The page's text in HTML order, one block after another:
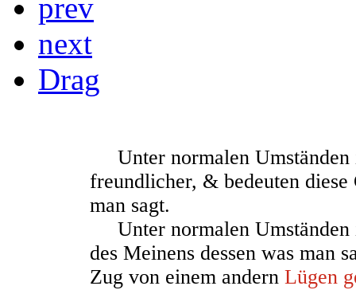
prev
next
Drag
Unter normalen Umständen
freundlicher, & bedeuten
man sagt.
Unter normalen Umständen
des Meinens dessen was man
Zug von einem andern Lügen